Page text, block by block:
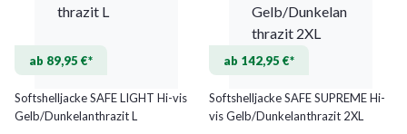
ab 89,95 €*
Softshelljacke SAFE LIGHT Hi-vis
Gelb/Dunkelanthrazit L
ab 142,95 €*
Softshelljacke SAFE SUPREME Hi-
vis Gelb/Dunkelanthrazit 2XL